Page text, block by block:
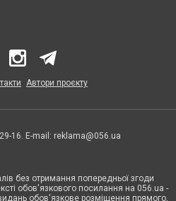
Автори проєкту
16. E-mail: reklama@056.ua
без отримання попередньої згоди
обов'язкового посилання на 056.ua -
обов'язкове розміщення прямого,